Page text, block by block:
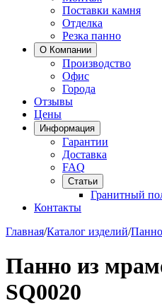
Поставки камня
Отделка
Резка панно
О Компании
Производство
Офис
Города
Отзывы
Цены
Информация
Гарантии
Доставка
FAQ
Статьи
Гранитный
Контакты
Главная/Каталог изделий/Панно
Панно из
SQ0020